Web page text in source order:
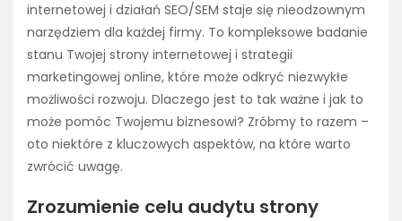
internetowej i działań SEO/SEM staje się nieodzownym
narzędziem dla każdej firmy. To kompleksowe badanie
stanu Twojej strony internetowej i strategii
marketingowej online, które może odkryć niezwykłe
możliwości rozwoju. Dlaczego jest to tak ważne i jak to
może pomóc Twojemu biznesowi? Zróbmy to razem –
oto niektóre z kluczowych aspektów, na które warto
zwrócić uwagę.
Zrozumienie celu audytu strony